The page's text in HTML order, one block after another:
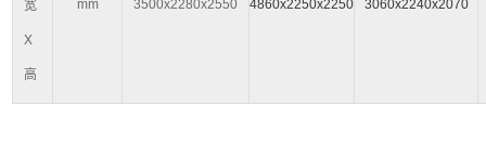
宽
X
高
mm 3500x2280x2550 4860x2250x2250 3060x2240x2070